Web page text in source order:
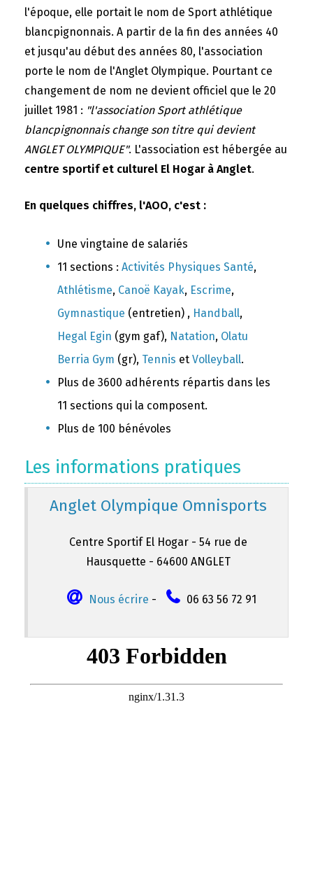
l'époque, elle portait le nom de Sport athlétique
blancpignonnais. A partir de la fin des années 40
et jusqu'au début des années 80, l'association
porte le nom de l'Anglet Olympique. Pourtant ce
changement de nom ne devient officiel que le 20
juillet 1981 : "l'association Sport athlétique
blancpignonnais change son titre qui devient
ANGLET OLYMPIQUE". L'association est hébergée au
centre sportif et culturel El Hogar à Anglet.
En quelques chiffres, l'AOO, c'est :
Une vingtaine de salariés
11 sections : Activités Physiques Santé,
Athlétisme, Canoë Kayak, Escrime,
Gymnastique (entretien) , Handball,
Hegal Egin (gym gaf), Natation, Olatu
Berria Gym (gr), Tennis et Volleyball.
Plus de 3600 adhérents répartis dans les
11 sections qui la composent.
Plus de 100 bénévoles
Les informations pratiques
Anglet Olympique Omnisports
Centre Sportif El Hogar - 54 rue de
Hausquette - 64600 ANGLET
Nous écrire - 06 63 56 72 91